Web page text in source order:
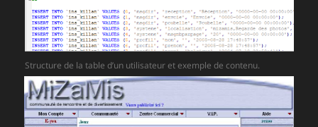
Structure de la table d’un utilisateur et exemple de contenu.